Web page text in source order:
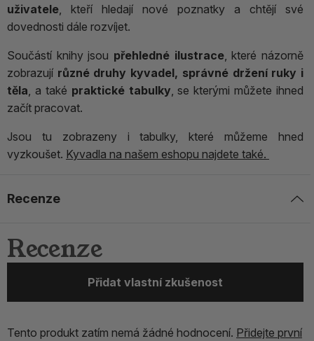
uživatele, kteří hledají nové poznatky a chtějí své
dovednosti dále rozvíjet.
Součástí knihy jsou přehledné ilustrace, které názorně
zobrazují různé druhy kyvadel, správné držení ruky i
těla, a také praktické tabulky, se kterými můžete ihned
začít pracovat.
Jsou tu zobrazeny i tabulky, které můžeme hned
vyzkoušet. Kyvadla na našem eshopu najdete také.
Recenze
Recenze
Přidat vlastní zkušenost
Tento produkt zatím nemá žádné hodnocení. Přidejte první